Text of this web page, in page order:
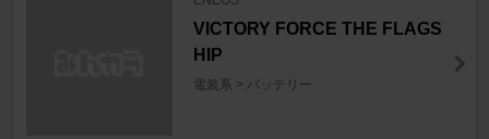
VICTORY FORCE THE FLAGS
HIP
電装系 > バッテリー